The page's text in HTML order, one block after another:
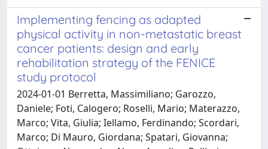
Implementing fencing as adapted
physical activity in non-metastatic breast
cancer patients: design and early
rehabilitation strategy of the FENICE
study protocol
2024-01-01 Berretta, Massimiliano; Garozzo,
Daniele; Foti, Calogero; Roselli, Mario; Materazzo,
Marco; Vita, Giulia; Iellamo, Ferdinando; Scordari,
Marco; Di Mauro, Giordana; Spatari, Giovanna;